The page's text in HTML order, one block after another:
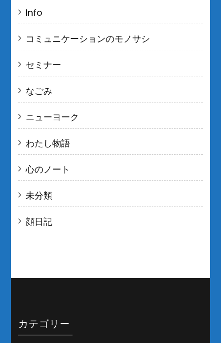
Info
コミュニケーションのモノサシ
セミナー
なごみ
ニューヨーク
わたし物語
心のノート
未分類
顔日記
カテゴリー